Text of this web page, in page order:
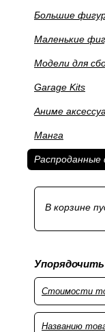
Большие
Маленькие
Модели для
Garage Kits
Аниме
Манга
Распроданные
В корзине
Стоимости
Названию